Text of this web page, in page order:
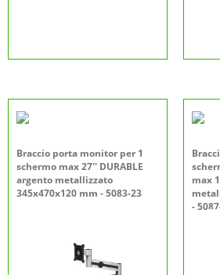
Braccio porta monitor per 1
schermo max 27'' DURABLE
argento metallizzato
345x470x120 mm - 5083-23
max
-